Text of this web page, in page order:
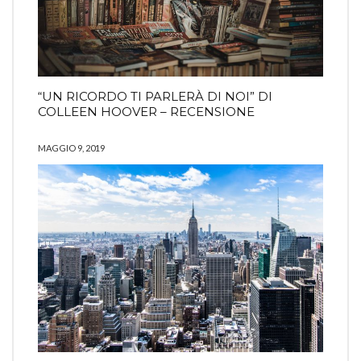
“UN RICORDO TI PARLERÀ DI NOI” DI
COLLEEN HOOVER – RECENSIONE
MAGGIO 9, 2019